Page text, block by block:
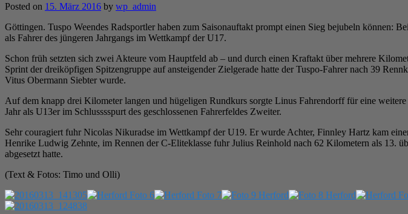
Posted on 15. März 2016 by wp_admin
Göttingen. Tuspo Weendes Radsportler haben zum Saisonauftakt prompt einen Sieg bejubeln können:
als Fahrer des jüngeren Jahrgangs im Wettkampf der U17.
Schon früh setzten sich zwei Akteure vom Hauptfeld ab – und durch einen Kraftakt über mehrere
Sprint der dreiköpfigen Spitzengruppe auf ansteigender Zielgerade hatte der Tuspo-Fahrer nach 39
Vitus Obermann Siebter wurde.
Auf dem knapp drei Kilometer langen und hügeligen Rundkurs sorgte Linus Fahrendorff für eine
Jahr als U13er im Schlusssspurt des geschlossenen Fahrerfeldes Zweiter.
Sehr couragiert fuhr Nicolas Nikuradse im Wettkampf der U19. Er wurde Achter, Finnley Hartz kam
Henrike Ludwig Zehnte, im Rennen der C-Eliteklasse fuhr Julius Reinhold nach 62 Kilometern als 13.
abgesetzt hatte.
(Text & Fotos: Timo und Olli)